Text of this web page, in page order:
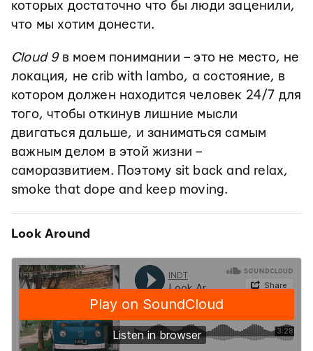
которых достаточно что бы люди заценили,
что мы хотим донести.
Cloud 9в моем понимании – это не место, не
локация, не crib with lambo, а состояние, в
котором должен находится человек 24/7 для
того, чтобы откинув лишние мысли
двигаться дальше, и заниматься самым
важным делом в этой жизни –
саморазвитием. Поэтому sit back and relax,
smoke that dope and keep moving.
Look Around